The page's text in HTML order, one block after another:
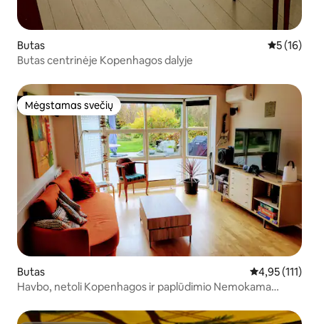
Butas Vidutinis
5 (16)
Butas centrinėje Kopenhagos dalyje
Mėgstamas svečių
Mėgstamas svečių
Butas Vidutinis
4,95 (111)
Havbo, netoli Kopenhagos ir paplūdimio Nemokama